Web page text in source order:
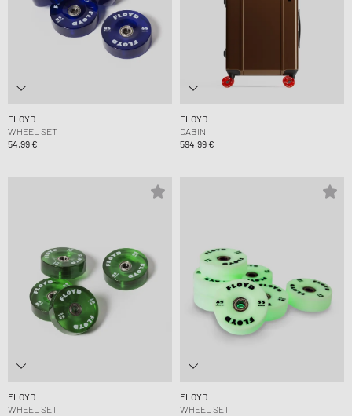
FLOYD
WHEEL SET
54,99 €
FLOYD
CABIN
594,99 €
FLOYD
WHEEL SET
FLOYD
WHEEL SET